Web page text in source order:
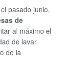
pasado junio,
de
al máximo el
de lavar
de la